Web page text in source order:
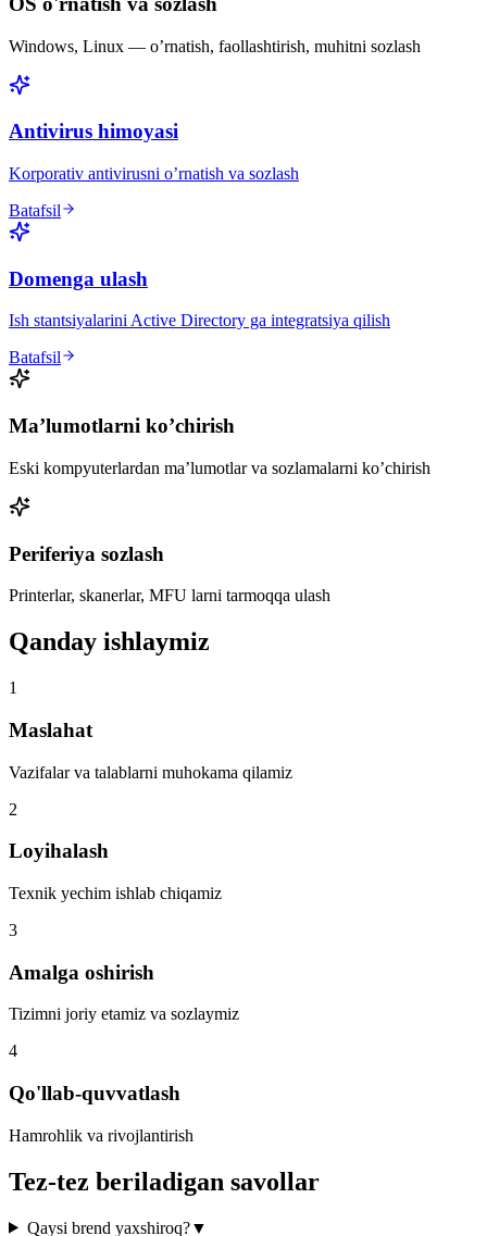
Windows, Linux — o’rnatish, faollashtirish, muhitni sozlash
Antivirus himoyasi
Korporativ antivirusni o’rnatish va sozlash
Batafsil
Domenga ulash
Ish stantsiyalarini Active Directory ga integratsiya qilish
Batafsil
Ma’lumotlarni ko’chirish
Eski kompyuterlardan ma’lumotlar va sozlamalarni ko’chirish
Periferiya sozlash
Printerlar, skanerlar, MFU larni tarmoqqa ulash
Qanday ishlaymiz
1
Maslahat
Vazifalar va talablarni muhokama qilamiz
2
Loyihalash
Texnik yechim ishlab chiqamiz
3
Amalga oshirish
Tizimni joriy etamiz va sozlaymiz
4
Qo'llab-quvvatlash
Hamrohlik va rivojlantirish
Tez-tez beriladigan savollar
Qaysi brend yaxshiroq?▼